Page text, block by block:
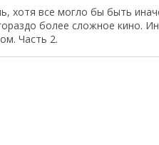
хотя все могло бы быть
более сложное кино.
Часть 2.